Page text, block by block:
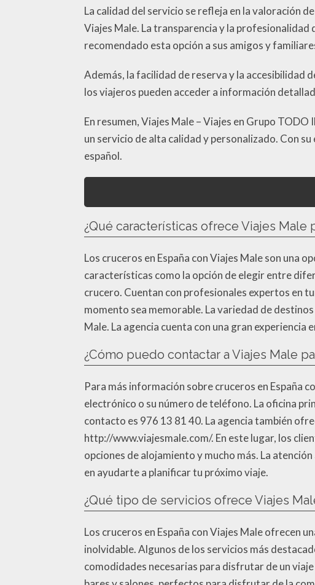
La calidad del servicio se refleja en la valoración
Viajes Male. La transparencia y la profesionalidad
recomendado esta opción a sus amigos y
Además, la facilidad de reserva y la accesibilidad
los viajeros pueden acceder a información
En resumen, Viajes Male – Viajes en Grupo
un servicio de alta calidad y personalizado. Con
español.
¿Qué características ofrece Viajes Male
Los cruceros en España con Viajes Male son una
características como la opción de elegir entre
crucero. Cuentan con profesionales expertos en
momento sea memorable. La variedad de
Male. La agencia cuenta con una gran
¿Cómo puedo contactar a Viajes Male
Para más información sobre cruceros en España
electrónico o su número de teléfono. La oficina
contacto es 976 13 81 40. La agencia también
http://www.viajesmale.com/. En este lugar, los
opciones de alojamiento y mucho más. La
en ayudarte a planificar tu próximo viaje.
¿Qué tipo de servicios ofrece Viajes
Los cruceros en España con Viajes Male ofrecen
inolvidable. Algunos de los servicios más
comodidades necesarias para disfrutar de un